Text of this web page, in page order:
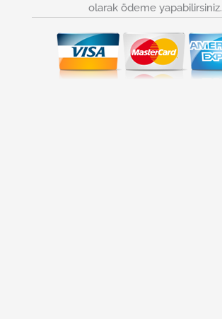
olarak ödeme yapabilirsiniz.